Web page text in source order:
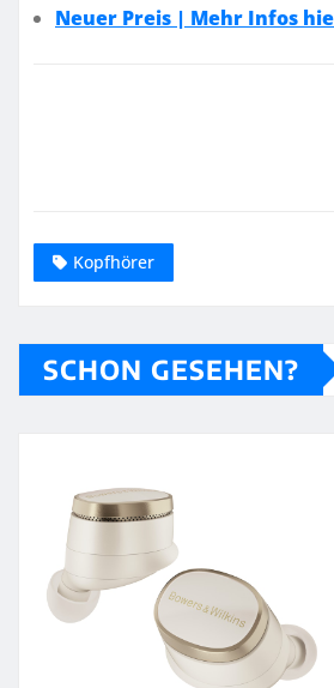
Neuer Preis | Mehr Infos
Kopfhörer
SCHON GESEHEN?